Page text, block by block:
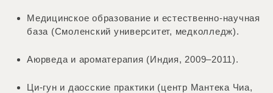
Медицинское образование и естественно-научная
база (Смоленский университет, медколледж).
Аюрведа и ароматерапия (Индия, 2009–2011).
Ци-гун и даосские практики (центр Мантека Чиа,